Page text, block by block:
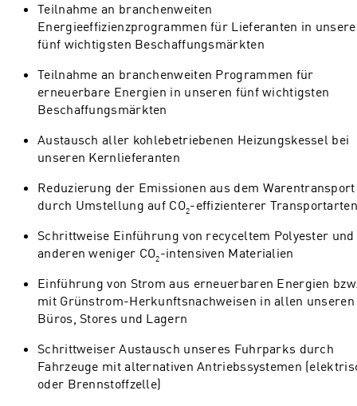
Teilnahme an branchenweiten
Energieeffizienzprogrammen für Lieferanten in
fünf wichtigsten Beschaffungsmärkten
Teilnahme an branchenweiten Programmen für
erneuerbare Energien in unseren fünf wichtigsten
Beschaffungsmärkten
Austausch aller kohlebetriebenen Heizungskessel bei
unseren Kernlieferanten
Reduzierung der Emissionen aus dem Warentransport
durch Umstellung auf CO2-effizienterer Transportarten
Schrittweise Einführung von recyceltem Polyester und
anderen weniger CO2-intensiven Materialien
Einführung von Strom aus erneuerbaren Energien
mit Grünstrom-Herkunftsnachweisen in allen unseren
Büros, Stores und Lagern
Schrittweiser Austausch unseres Fuhrparks durch
Fahrzeuge mit alternativen Antriebssystemen
oder Brennstoffzelle)